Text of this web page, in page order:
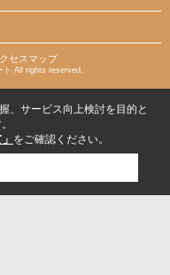
セスマップ
All rights reserved.
、サービス向上検討を目的と
をご確認ください。